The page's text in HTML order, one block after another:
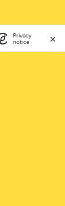
Privacy
notice